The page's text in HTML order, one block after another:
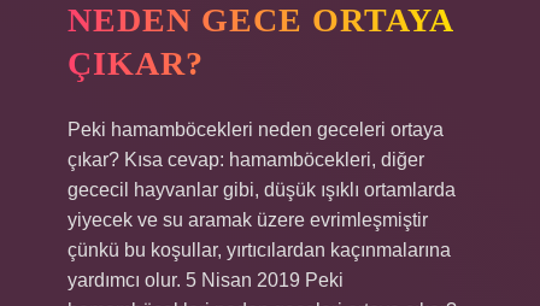
NEDEN GECE ORTAYA
ÇIKAR?
Peki hamamböcekleri neden geceleri ortaya
çıkar? Kısa cevap: hamamböcekleri, diğer
gececil hayvanlar gibi, düşük ışıklı ortamlarda
yiyecek ve su aramak üzere evrimleşmiştir
çünkü bu koşullar, yırtıcılardan kaçınmalarına
yardımcı olur. 5 Nisan 2019 Peki